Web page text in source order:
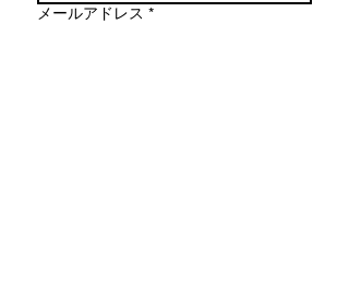
メールアドレス *